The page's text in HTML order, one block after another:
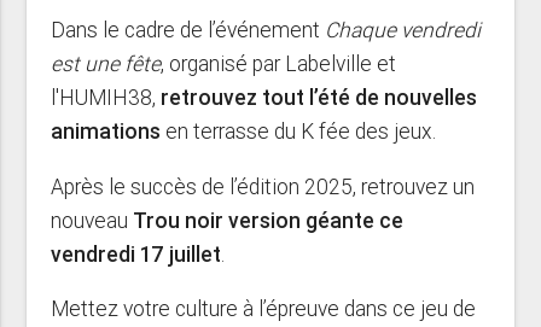
Dans le cadre de l’événement Chaque vendredi
est une fête, organisé par Labelville et
l'HUMIH38, retrouvez tout l’été de nouvelles
animations en terrasse du K fée des jeux.
Après le succès de l’édition 2025, retrouvez un
nouveau Trou noir version géante ce
vendredi 17 juillet.
Mettez votre culture à l’épreuve dans ce jeu de